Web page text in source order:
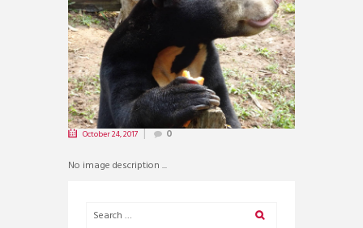
October 24, 2017 0
No image description ...